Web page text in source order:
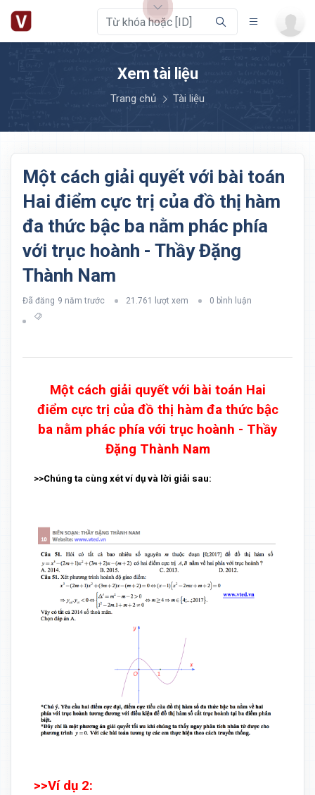
Xem tài liệu
Trang chủ Tài liệu
Một cách giải quyết với bài toán
Hai điểm cực trị của đồ thị hàm
đa thức bậc ba nằm phác phía
với trục hoành - Thầy Đặng
Thành Nam
Đã đăng 9 năm trước 21.761 lượt xem 0 bình luận
Một cách giải quyết với bài toán Hai
điểm cực trị của đồ thị hàm đa thức bậc
ba nằm phác phía với trục hoành - Thầy
Đặng Thành Nam
>>Chúng ta cùng xét ví dụ và lời giải sau:
>>Ví dụ 2: